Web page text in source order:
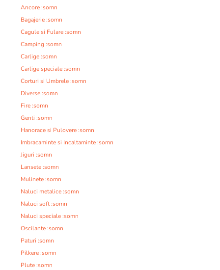
Ancore :somn
Bagajerie :somn
Cagule si Fulare :somn
Camping :somn
Carlige :somn
Carlige speciale :somn
Corturi si Umbrele :somn
Diverse :somn
Fire :somn
Genti :somn
Hanorace si Pulovere :somn
Imbracaminte si Incaltaminte :somn
Jiguri :somn
Lansete :somn
Mulinete :somn
Naluci metalice :somn
Naluci soft :somn
Naluci speciale :somn
Oscilante :somn
Paturi :somn
Pilkere :somn
Plute :somn